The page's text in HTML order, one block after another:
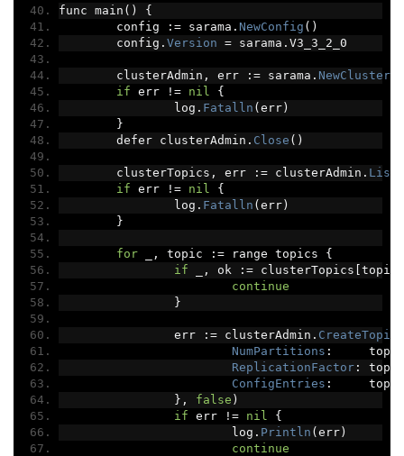
func main ()
{
	config
:= sarama . NewConfig ()
	config
. Version = sarama . V3_3_2_0
	clusterAdmin
, err := sarama .
if err != nil
{
		log
. Fatalln (err)
}
	defer clusterAdmin
. Close ()
	clusterTopics
, err := clusterAdmin .
if err != nil
{
		log
. Fatalln (err)
}
for _ , topic := range topics {
if
, ok := clusterTopics [topic
continue
}
		err
:= clusterAdmin . CreateTopic
NumPartitions :
     topic
ReplicationFactor:
topic
ConfigEntries :
     topic
},
false )
if err != nil
{
			log
. Println (err)
continue